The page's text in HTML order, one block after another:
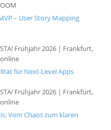
– User Story Mapping
Frühjahr 2026 | Frankfurt,
für Next-Level Apps
Frühjahr 2026 | Frankfurt,
Vom Chaos zum klaren